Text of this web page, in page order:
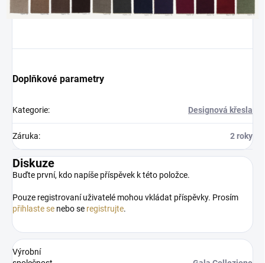
Doplňkové parametry
Kategorie: Designová křesla
Záruka: 2 roky
Diskuze
Buďte první, kdo napíše příspěvek k této položce.
Pouze registrovaní uživatelé mohou vkládat příspěvky. Prosím
přihlaste se nebo se registrujte.
Výrobní